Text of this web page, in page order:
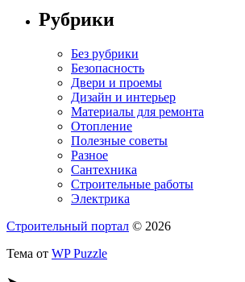
Рубрики
Без рубрики
Безопасность
Двери и проемы
Дизайн и интерьер
Материалы для ремонта
Отопление
Полезные советы
Разное
Сантехника
Строительные работы
Электрика
Строительный портал © 2026
Тема от WP Puzzle